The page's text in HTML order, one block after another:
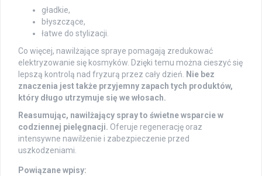
gładkie,
błyszczące,
łatwe do stylizacji.
Co więcej, nawilżające spraye pomagają zredukować
elektryzowanie się kosmyków. Dzięki temu można cieszyć się
lepszą kontrolą nad fryzurą przez cały dzień. Nie bez
znaczenia jest także przyjemny zapach tych produktów,
który długo utrzymuje się we włosach.
Reasumując, nawilżający spray to świetne wsparcie w
codziennej pielęgnacji. Oferuje regenerację oraz
intensywne nawilżenie i zabezpieczenie przed
uszkodzeniami.
Powiązane wpisy: